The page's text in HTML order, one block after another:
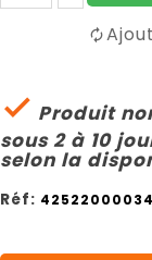
 Produit
sous 2 à 10
selon la
Réf: 42522000034